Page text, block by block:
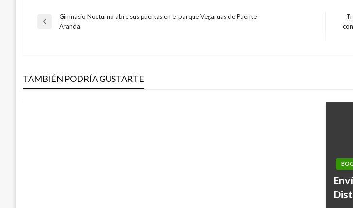
Navegación
entradas
Entrada
Gimnasio Nocturno abre sus puertas en el parque Vegaruas de Puente
Aranda
TAMBIÉN PODRÍA GUSTARTE
El sábado habrá jornada especial de identificación en Bosa
Iván Briceño viernes octubre 14, 2011